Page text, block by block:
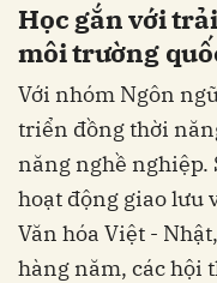
Học gắn với
môi trường
Với nhóm Ngôn
triển đồng thời
năng nghề nghiệp.
hoạt động giao lưu
Văn hóa Việt -
hàng năm, các hội